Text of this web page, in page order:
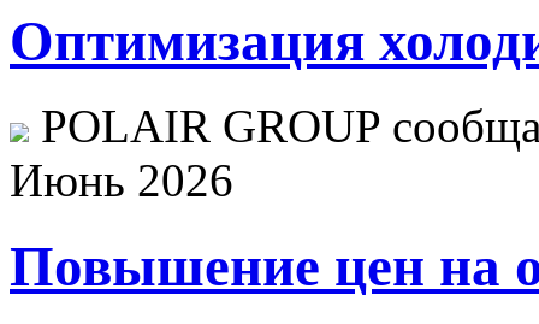
Оптимизация
POLAIR GROUP
Июнь 2026
Повышение цен на